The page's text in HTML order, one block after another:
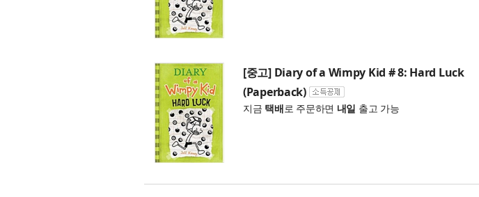
[중고] Diary of a Wimpy Kid # 8: Hard Luck
(Paperback)
지금 택배로 주문하면 내일 출고 가능